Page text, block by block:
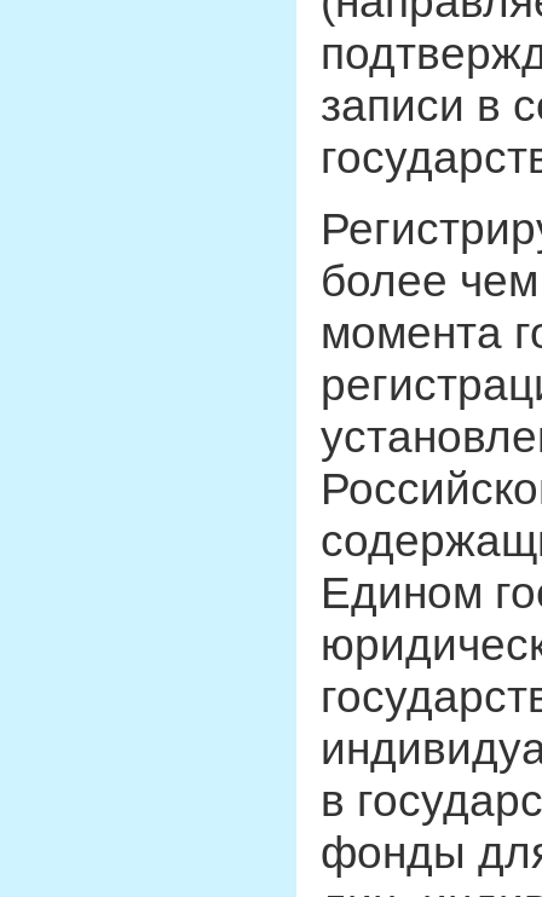
записи в
более
момента
Едином
в
фонды